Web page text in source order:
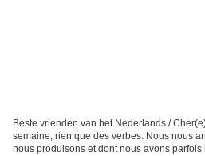
Beste vrienden van het Nederlands /
semaine, rien que des verbes. Nous nous
nous produisons et dont nous avons